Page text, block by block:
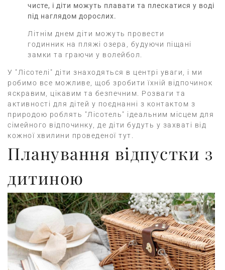
чисте, і діти можуть плавати та плескатися у воді
під наглядом дорослих.
Літнім днем діти можуть провести
годинник на пляжі озера, будуючи піщані
замки та граючи у волейбол.
У "Лісотелі" діти знаходяться в центрі уваги, і ми
робимо все можливе, щоб зробити їхній відпочинок
яскравим, цікавим та безпечним. Розваги та
активності для дітей у поєднанні з контактом з
природою роблять "Лісотель" ідеальним місцем для
сімейного відпочинку, де діти будуть у захваті від
кожної хвилини проведеної тут.
Планування відпустки з
дитиною